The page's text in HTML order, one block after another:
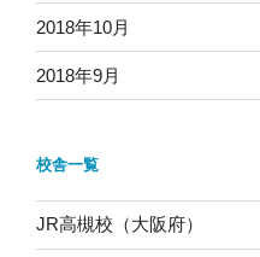
2018年10月
2018年9月
校舎一覧
JR高槻校（大阪府）